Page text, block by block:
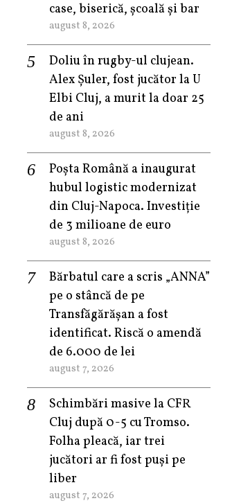
case, biserică, școală și bar
august 8, 2026
Doliu în rugby-ul clujean.
Alex Șuler, fost jucător la U
Elbi Cluj, a murit la doar 25
de ani
august 8, 2026
Poșta Română a inaugurat
hubul logistic modernizat
din Cluj-Napoca. Investiție
de 3 milioane de euro
august 8, 2026
Bărbatul care a scris „ANNA”
pe o stâncă de pe
Transfăgărășan a fost
identificat. Riscă o amendă
de 6.000 de lei
august 7, 2026
Schimbări masive la CFR
Cluj după 0-5 cu Tromso.
Folha pleacă, iar trei
jucători ar fi fost puși pe
liber
august 7, 2026